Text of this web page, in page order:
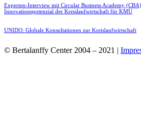
Experten-Interview mit Circular Business Academy
Innovationspotenzial der Kreislaufwirtschaft für KMU
UNIDO: Globale Konsultationen zur Kreislaufwirtschaft
© Bertalanffy Center 2004 – 2021 |